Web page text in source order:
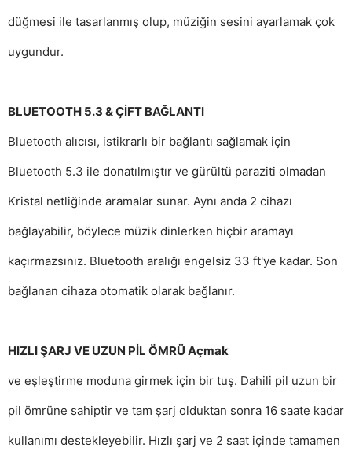
düğmesi ile tasarlanmış olup, müziğin sesini ayarlamak çok
uygundur.
BLUETOOTH 5.3 & ÇİFT BAĞLANTI
Bluetooth alıcısı, istikrarlı bir bağlantı sağlamak için
Bluetooth 5.3 ile donatılmıştır ve gürültü paraziti olmadan
Kristal netliğinde aramalar sunar. Aynı anda 2 cihazı
bağlayabilir, böylece müzik dinlerken hiçbir aramayı
kaçırmazsınız. Bluetooth aralığı engelsiz 33 ft'ye kadar. Son
bağlanan cihaza otomatik olarak bağlanır.
HIZLI ŞARJ VE UZUN PİL ÖMRÜ Açmak
ve eşleştirme moduna girmek için bir tuş. Dahili pil uzun bir
pil ömrüne sahiptir ve tam şarj olduktan sonra 16 saate kadar
kullanımı destekleyebilir. Hızlı şarj ve 2 saat içinde tamamen